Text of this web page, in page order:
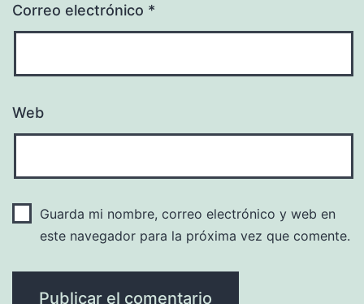
Correo electrónico *
Web
Guarda mi nombre, correo electrónico y web en
este navegador para la próxima vez que comente.